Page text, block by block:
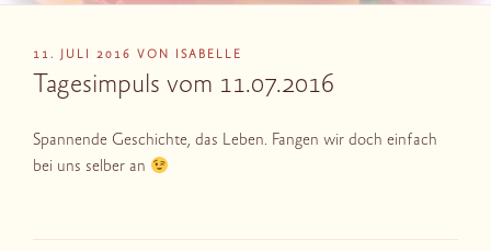
VERÖFFENTLICHT
AM
11. JULI 2016 VON ISABELLE
Tagesimpuls vom 11.07.2016
Spannende Geschichte, das Leben. Fangen wir doch einfach
bei uns selber an